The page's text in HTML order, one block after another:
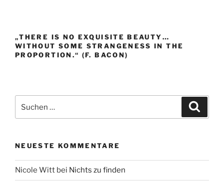
„THERE IS NO EXQUISITE BEAUTY…
WITHOUT SOME STRANGENESS IN THE
PROPORTION.“ (F. BACON)
nach:
NEUESTE KOMMENTARE
Nicole Witt bei Nichts zu finden